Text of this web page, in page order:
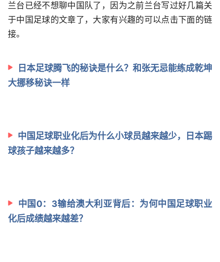
兰台已经不想聊中国队了，因为之前兰台写过好几篇关
于中国足球的文章了，大家有兴趣的可以点击下面的链
接。
日本足球腾飞的秘诀是什么？和张无忌能练成乾坤
大挪移秘诀一样
中国足球职业化后为什么小球员越来越少，日本踢
球孩子越来越多？
中国0：3输给澳大利亚背后：为何中国足球职业
化后成绩越来越差？